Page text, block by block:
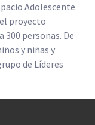
Adolescente
proyecto
personas. De
y niñas y
de Líderes